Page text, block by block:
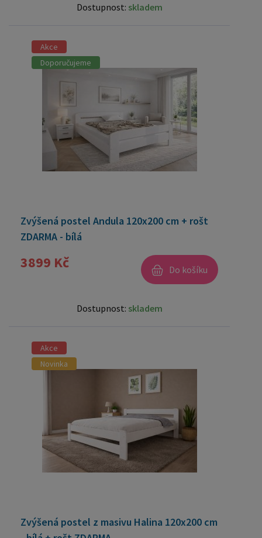
Dostupnost: skladem
Akce
Doporučujeme
Zvýšená postel Andula 120x200 cm + rošt
ZDARMA - bílá
3899 Kč Do košíku
Dostupnost: skladem
Akce
Novinka
Zvýšená postel z masivu Halina 120x200 cm